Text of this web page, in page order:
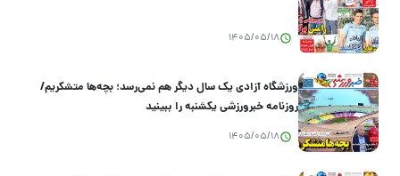
1405/05/18
ورزشگاه آزادی یک سال دیگر هم نمی‌رسد؛ بچه‌ها متشکریم/
روزنامه خبرورزشی یکشنبه را ببینید
1405/05/18